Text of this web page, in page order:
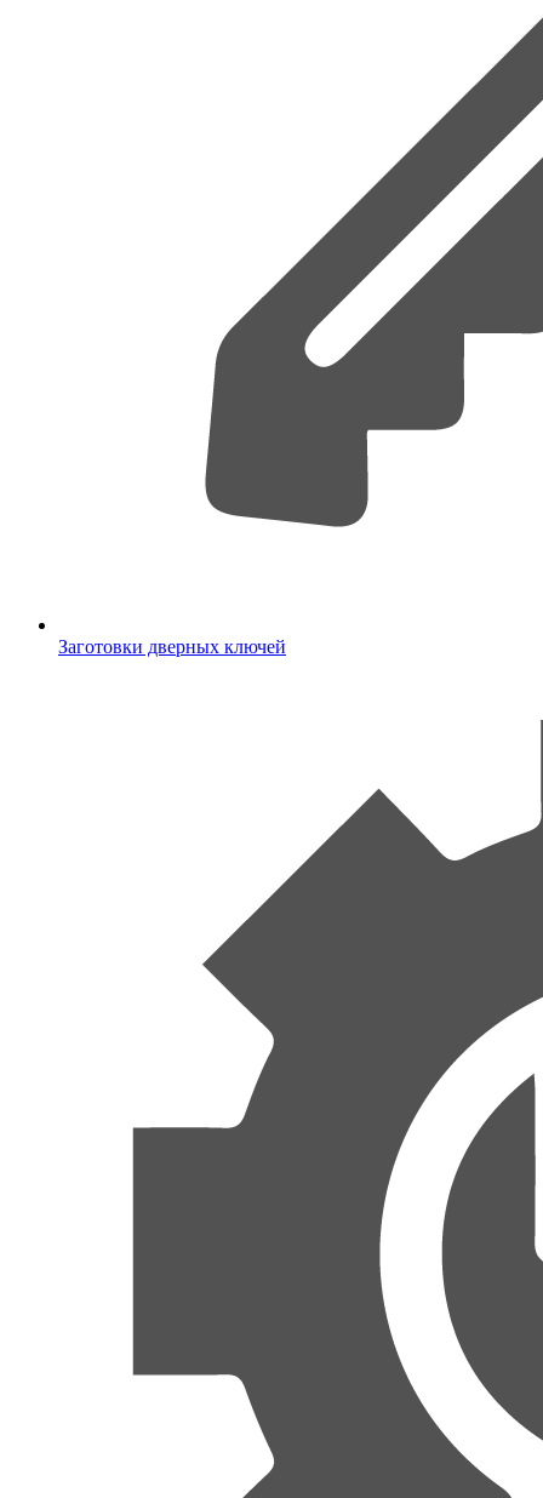
Заготовки дверных ключей